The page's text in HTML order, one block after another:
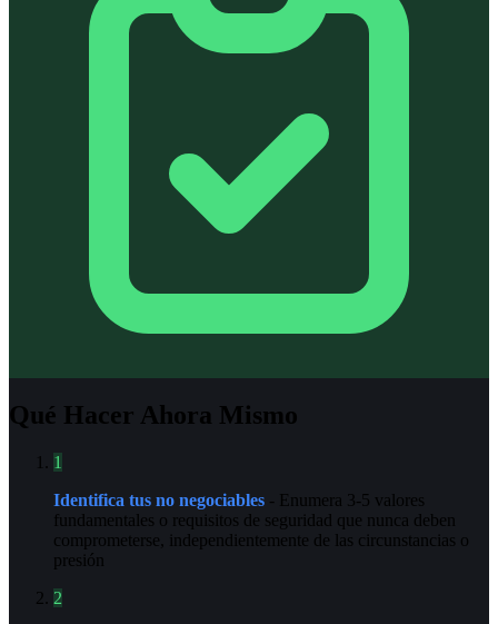
Qué Hacer Ahora Mismo
1
Identifica tus no negociables - Enumera 3-5 valores
fundamentales o requisitos de seguridad que nunca deben
comprometerse, independientemente de las circunstancias o
presión
2